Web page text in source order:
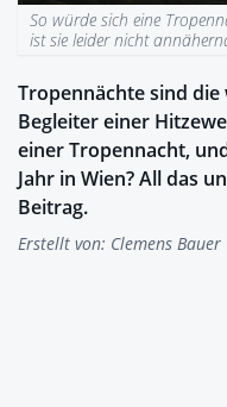
So würde sich eine
ist sie leider nicht
Tropennächte sind
Begleiter einer
einer Tropennacht,
Jahr in Wien? All das
Beitrag.
Erstellt von: Clemens Bauer